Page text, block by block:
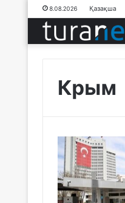
8.08.2026 Қазақша
Крым